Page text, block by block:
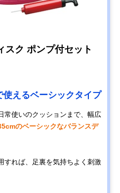
スク ポンプ付セット
えるベーシックタイプ
常使いのクッションまで、幅広
のベーシックなバランスデ
すれば、足裏を気持ちよく刺激